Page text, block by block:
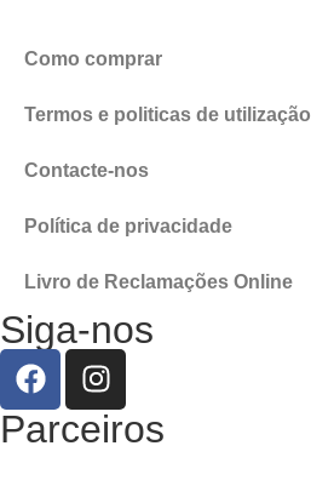
Como comprar
Termos e politicas de utilização
Contacte-nos
Política de privacidade
Livro de Reclamações Online
Siga-nos
Parceiros